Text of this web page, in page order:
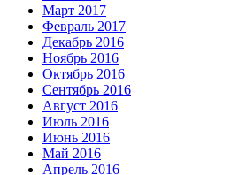
Март 2017
Февраль 2017
Декабрь 2016
Ноябрь 2016
Октябрь 2016
Сентябрь 2016
Август 2016
Июль 2016
Июнь 2016
Май 2016
Апрель 2016